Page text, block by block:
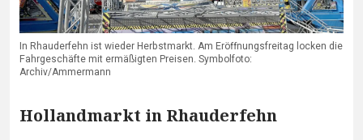
In Rhauderfehn ist wieder Herbstmarkt. Am Eröffnungsfreitag locken die
Fahrgeschäfte mit ermäßigten Preisen. Symbolfoto:
Archiv/Ammermann
Hollandmarkt in Rhauderfehn